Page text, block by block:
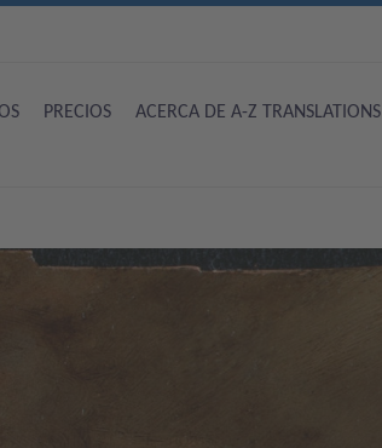
PRECIOS ACERCA DE A-Z TRANSLATIONS